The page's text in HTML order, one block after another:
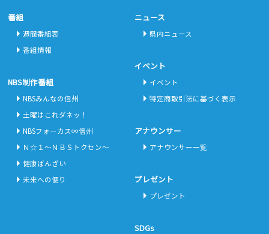
番組
週間番組表
番組情報
NBS制作番組
NBSみんなの信州
土曜はこれダネッ！
NBSフォーカス∞信州
Ｎ☆１～ＮＢＳトクセン～
健康ばんざい
未来への便り
ニュース
県内ニュース
イベント
イベント
特定商取引法に基づく表示
アナウンサー
アナウンサー一覧
プレゼント
プレゼント
SDGs